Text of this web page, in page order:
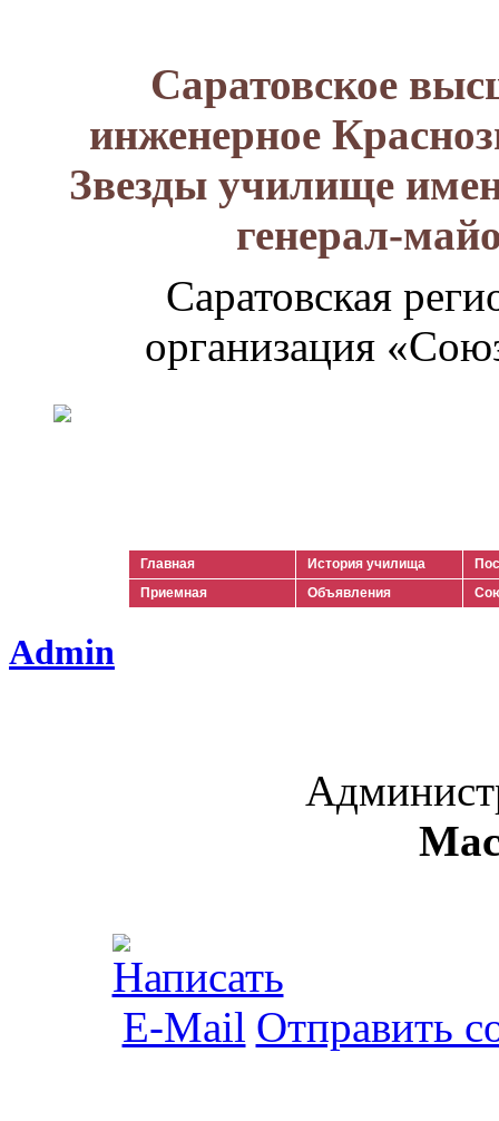
Саратовское
инженерное
Звезды училище
генерал-
Саратовская
организация
Главная История училища
Приемная
Объявления
Admin
Отправить